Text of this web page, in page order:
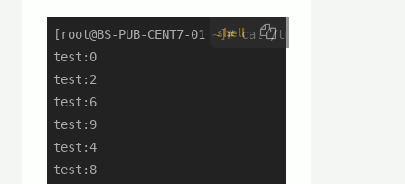
shell
[root@BS-PUB-CENT7-01 ~]# cat /tmp/test.txt |
test:0
test:2
test:6
test:9
test:4
test:8